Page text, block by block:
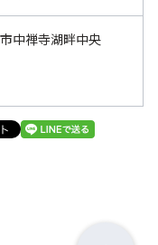
中禅寺湖畔中央